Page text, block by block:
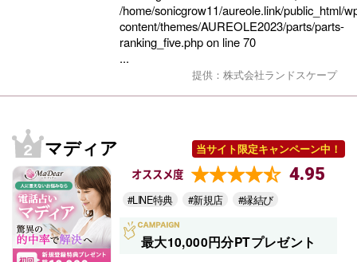
/home/sonicgrow11/aureole.link/public_html/
content/themes/AUREOLE2023/parts/parts-
ranking_five.phpon line70
...
提供：株式会社ランドスケープ
マディア 当サイト限定キャンペーン中！
オススメ度 4.95
#LINE特典 #新規店 #縁結び
最大10,000円分PTプレゼント